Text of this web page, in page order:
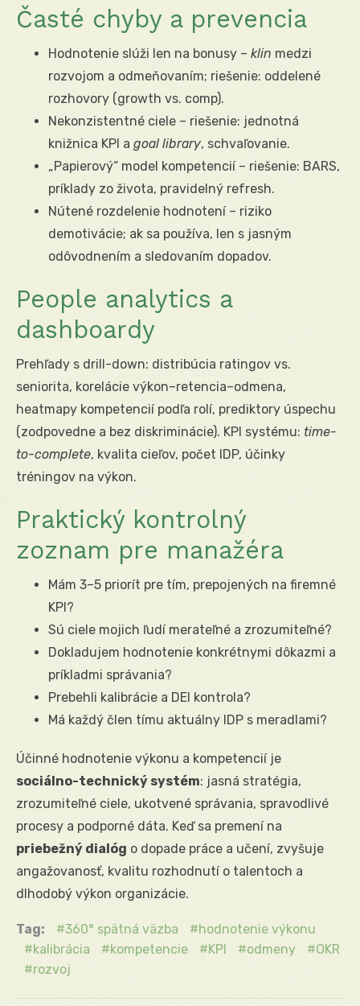
Časté chyby a prevencia
Hodnotenie slúži len na bonusy – klin medzi
rozvojom a odmeňovaním; riešenie: oddelené
rozhovory (growth vs. comp).
Nekonzistentné ciele – riešenie: jednotná
knižnica KPI a goal library, schvaľovanie.
„Papierový“ model kompetencií – riešenie: BARS,
príklady zo života, pravidelný refresh.
Nútené rozdelenie hodnotení – riziko
demotivácie; ak sa používa, len s jasným
odôvodnením a sledovaním dopadov.
People analytics a
dashboardy
Prehľady s drill-down: distribúcia ratingov vs.
seniorita, korelácie výkon–retencia–odmena,
heatmapy kompetencií podľa rolí, prediktory úspechu
(zodpovedne a bez diskriminácie). KPI systému: time-
to-complete, kvalita cieľov, počet IDP, účinky
tréningov na výkon.
Praktický kontrolný
zoznam pre manažéra
Mám 3–5 priorít pre tím, prepojených na firemné
KPI?
Sú ciele mojich ľudí merateľné a zrozumiteľné?
Dokladujem hodnotenie konkrétnymi dôkazmi a
príkladmi správania?
Prebehli kalibrácie a DEI kontrola?
Má každý člen tímu aktuálny IDP s meradlami?
Účinné hodnotenie výkonu a kompetencií je
sociálno-technický systém: jasná stratégia,
zrozumiteľné ciele, ukotvené správania, spravodlivé
procesy a podporné dáta. Keď sa premení na
priebežný dialóg o dopade práce a učení, zvyšuje
angažovanosť, kvalitu rozhodnutí o talentoch a
dlhodobý výkon organizácie.
Tag: 360° spätná väzba
hodnotenie výkonu
kalibrácia
kompetencie KPI odmeny
OKR
rozvoj